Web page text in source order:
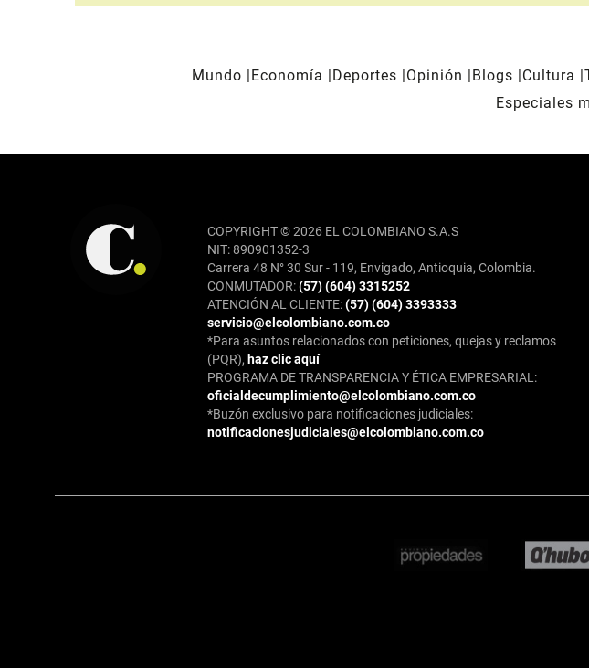
Mundo Economía Deportes Opinión Blogs Cultura
Especiales
COPYRIGHT © 2026 EL COLOMBIANO S.A.S
NIT: 890901352-3
Carrera 48 N° 30 Sur - 119, Envigado, Antioquia, Colombia.
CONMUTADOR:(57) (604) 3315252
ATENCIÓN AL CLIENTE:(57) (604) 3393333
servicio@elcolombiano.com.co
*Para asuntos relacionados con peticiones, quejas y reclamos
(PQR), haz clic aquí
PROGRAMA DE TRANSPARENCIA Y ÉTICA EMPRESARIAL:
oficialdecumplimiento@elcolombiano.com.co
*Buzón exclusivo para notificaciones judiciales:
notificacionesjudiciales@elcolombiano.com.co